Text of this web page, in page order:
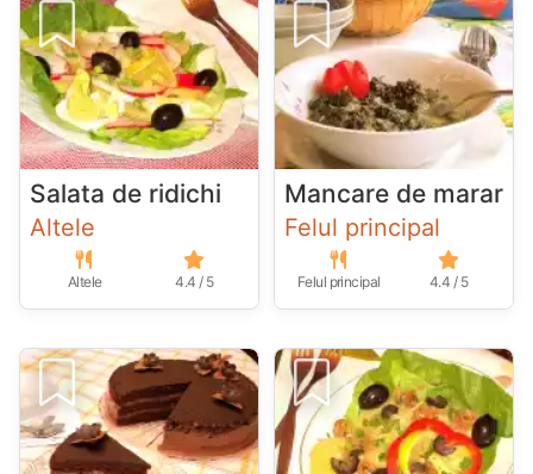
Salata de ridichi
Altele
Altele 4.4 / 5
Mancare de marar
Felul principal
Felul principal 4.4 / 5